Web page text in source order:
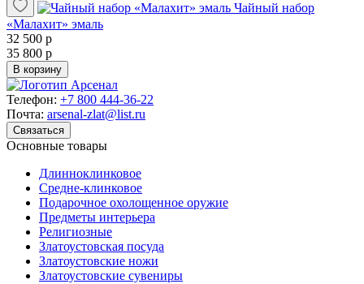
Чайный набор
«Малахит» эмаль
32 500 р
35 800 р
В корзину
Телефон: +7 800 444-36-22
Почта: arsenal-zlat@list.ru
Связаться
Основные товары
Длинноклинковое
Средне-клинковое
Подарочное охолощенное оружие
Предметы интерьера
Религиозные
Златоустовская посуда
Златоустовские ножи
Златоустовские сувениры